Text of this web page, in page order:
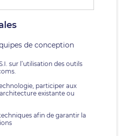
de conception
sur l’utilisation des outils
participer aux
existante ou
afin de garantir la